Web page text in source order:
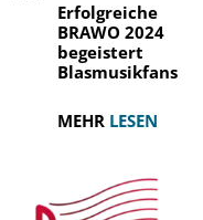
Erfolgreiche
BRAWO 2024
begeistert
Blasmusikfans
MEHR LESEN